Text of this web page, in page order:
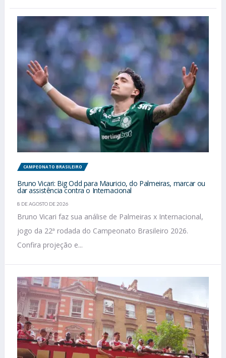
CAMPEONATO BRASILEIRO
Bruno Vicari: Big Odd para Mauricio, do Palmeiras, marcar ou
dar assistência contra o Internacional
8 DE AGOSTO DE 2026
Bruno Vicari faz sua análise de Palmeiras x Internacional,
jogo da 22ª rodada do Campeonato Brasileiro 2026.
Confira projeção e...